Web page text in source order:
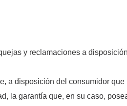
y reclamaciones a
a disposición del consumidor
la garantía que, en su caso,